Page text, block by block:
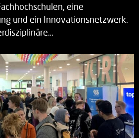
eine
und ein Innovationsnetzwerk.